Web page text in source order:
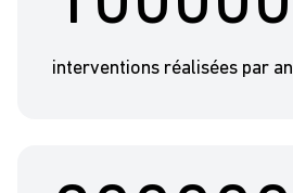
interventions réalisées par an